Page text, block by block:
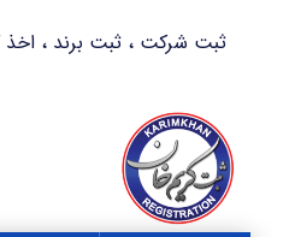
ثبت شرکت ، ثبت برند ، اخذ کارت